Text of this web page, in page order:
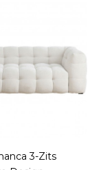
3-Zits